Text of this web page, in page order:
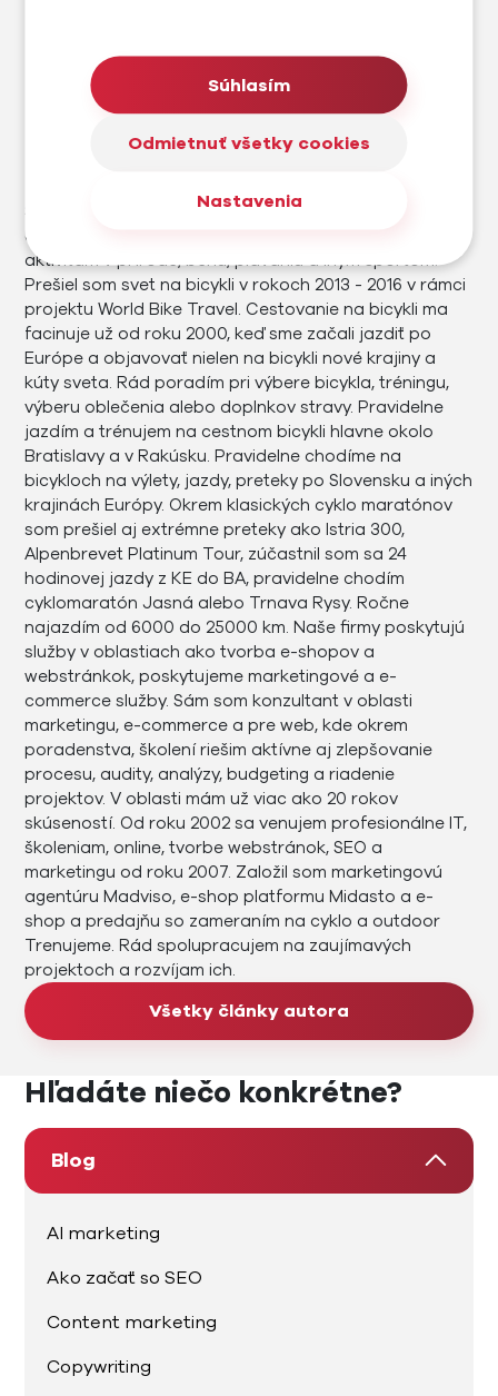
AUTOR
Som rekreačný cyklista, športovec a kedysi aj
cestovateľ. Okrem cyklistiky sa venujem sa outdoor
aktivitám v prírode, behu, plávaniu a iným športom.
Prešiel som svet na bicykli v rokoch 2013 - 2016 v rámci
projektu World Bike Travel. Cestovanie na bicykli ma
facinuje už od roku 2000, keď sme začali jazdiť po
Európe a objavovať nielen na bicykli nové krajiny a
kúty sveta. Rád poradím pri výbere bicykla, tréningu,
výberu oblečenia alebo doplnkov stravy. Pravidelne
jazdím a trénujem na cestnom bicykli hlavne okolo
Bratislavy a v Rakúsku. Pravidelne chodíme na
bicykloch na výlety, jazdy, preteky po Slovensku a iných
krajinách Európy. Okrem klasických cyklo maratónov
som prešiel aj extrémne preteky ako Istria 300,
Alpenbrevet Platinum Tour, zúčastnil som sa 24
hodinovej jazdy z KE do BA, pravidelne chodím
cyklomaratón Jasná alebo Trnava Rysy. Ročne
najazdím od 6000 do 25000 km. Naše firmy poskytujú
služby v oblastiach ako tvorba e-shopov a
webstránkok, poskytujeme marketingové a e-
commerce služby. Sám som konzultant v oblasti
marketingu, e-commerce a pre web, kde okrem
poradenstva, školení riešim aktívne aj zlepšovanie
procesu, audity, analýzy, budgeting a riadenie
projektov. V oblasti mám už viac ako 20 rokov
skúseností. Od roku 2002 sa venujem profesionálne IT,
školeniam, online, tvorbe webstránok, SEO a
marketingu od roku 2007. Založil som marketingovú
agentúru Madviso, e-shop platformu Midasto a e-
shop a predajňu so zameraním na cyklo a outdoor
Trenujeme. Rád spolupracujem na zaujímavých
projektoch a rozvíjam ich.
Všetky články autora
Hľadáte niečo konkrétne?
Blog
AI marketing
Ako začať so SEO
Content marketing
Copywriting
Súhlasím
Odmietnuť všetky cookies
Nastavenia